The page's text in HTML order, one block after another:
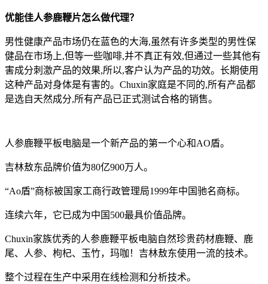
优能佳人参鹿鞭片怎么做代理？
男性健康产品市场仍在蓝色的大海,虽然有许多类型的男性保
健品在市场上,但等一些咖啡,并不真正有效,但通过一些其他有
害成分刺激产品的效果,所以,客户认为产品的功效。长期使用
这种产品对身体是有害的。Chuxin家庭是不同的,所有产品都
是选自天然成分,所有产品已正式测试合格的销售。
人参鹿鞭平板电脑是一个新产品的第一个心和AO盾。
吉林敖东品牌价值为80亿900万人。
“Ao盾”商标被国家工商行政管理局1999年中国驰名商标。
连续六年，它已成为中国500最具价值品牌。
Chuxin家族优秀的人参鹿鞭平板电脑自然珍贵药材鹿鞭、鹿
尾、人参、枸杞、玉竹，玛咖！吉林敖东使用一流的技术。
整个过程在生产中采用在线检测和分析技术。